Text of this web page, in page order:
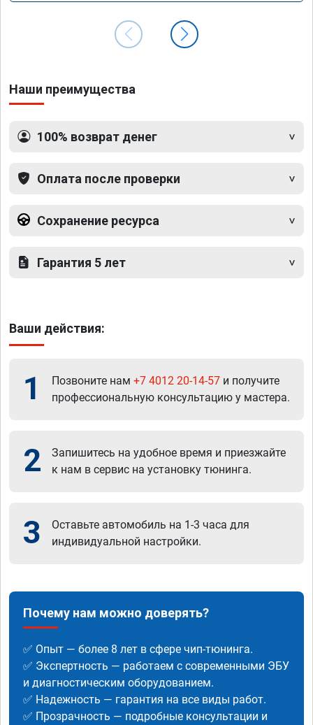
Наши преимущества
100% возврат денег
Оплата после проверки
Сохранение ресурса
Гарантия 5 лет
Ваши действия:
1 Позвоните нам +7 4012 20-14-57 и получите
профессиональную консультацию у мастера.
2
Запишитесь на удобное время и приезжайте
к нам в сервис на установку тюнинга.
3
Оставьте автомобиль на 1-3 часа для
индивидуальной настройки.
Почему нам можно доверять?
✅ Опыт — более 8 лет в сфере чип-тюнинга.
✅ Экспертность — работаем с современными ЭБУ
и диагностическим оборудованием.
✅ Надежность — гарантия на все виды работ.
✅ Прозрачность — подробные консультации и